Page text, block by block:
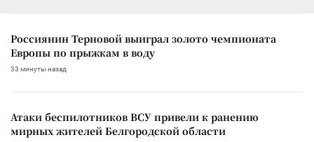
Россиянин Терновой выиграл золото чемпионата
Европы по прыжкам в воду
33 минуты назад
Атаки беспилотников ВСУ привели к ранению
мирных жителей Белгородской области